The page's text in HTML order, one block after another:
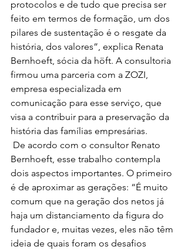
protocolos e de tudo que precisa ser
feito em termos de formação, um dos
pilares de sustentação é o resgate da
história, dos valores”, explica Renata
Bernhoeft, sócia da höft. A consultoria
firmou uma parceria com a ZOZI,
empresa especializada em
comunicação para esse serviço, que
visa a contribuir para a preservação da
história das famílias empresárias.
Bernhoeft, esse trabalho contempla
dois aspectos importantes. O primeiro
é de aproximar as gerações: “É muito
comum que na geração dos netos já
haja um distanciamento da figura do
fundador e, muitas vezes, eles não têm
ideia de quais foram os desafios